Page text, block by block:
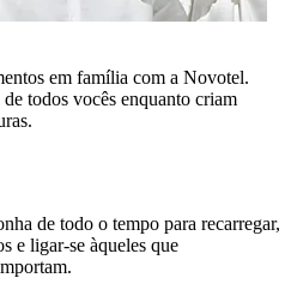
em família com a Novotel.
todos vocês enquanto criam
de todo o tempo para recarregar,
e ligar-se àqueles que